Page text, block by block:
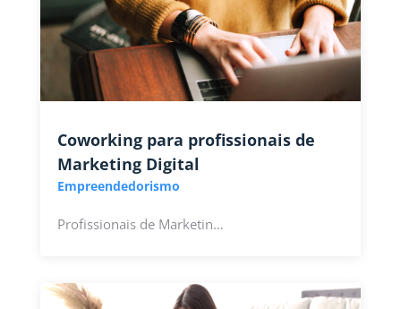
Coworking para profissionais de
Marketing Digital
Empreendedorismo
Profissionais de Marketin…